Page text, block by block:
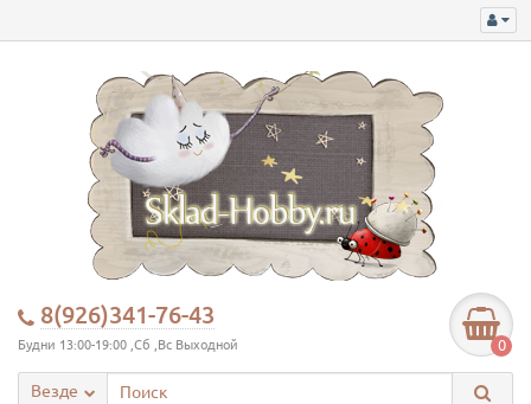
8(926)341-76-43
Будни 13:00-19:00 ,Сб ,Вс Выходной 0
Везде